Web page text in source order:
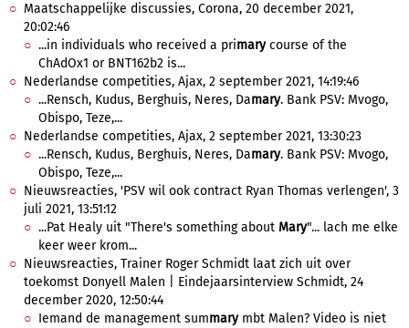
Maatschappelijke discussies, Corona, 20 december 2021,
20:02:46
...in individuals who received a primarycourse of the
ChAdOx1 or BNT162b2 is...
Nederlandse competities, Ajax, 2 september 2021, 14:19:46
...Rensch, Kudus, Berghuis, Neres, Damary. Bank PSV: Mvogo,
Obispo, Teze,...
Nederlandse competities, Ajax, 2 september 2021, 13:30:23
...Rensch, Kudus, Berghuis, Neres, Damary. Bank PSV: Mvogo,
Obispo, Teze,...
Nieuwsreacties, 'PSV wil ook contract Ryan Thomas verlengen', 3
juli 2021, 13:51:12
...Pat Healy uit "There's something about Mary"... lach me elke
keer weer krom...
Nieuwsreacties, Trainer Roger Schmidt laat zich uit over
toekomst Donyell Malen | Eindejaarsinterview Schmidt, 24
december 2020, 12:50:44
Iemand de management summarymbt Malen? Video is niet